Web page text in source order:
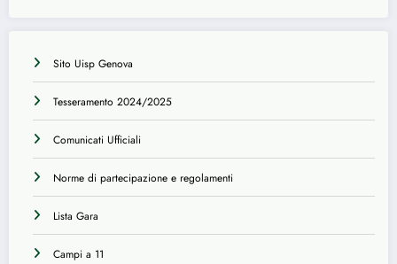
Sito Uisp Genova
Tesseramento 2024/2025
Comunicati Ufficiali
Norme di partecipazione e regolamenti
Lista Gara
Campi a 11